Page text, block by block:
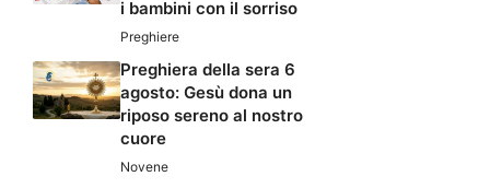
i bambini con il sorriso
Preghiere
Preghiera della sera 6
agosto: Gesù dona un
riposo sereno al nostro
cuore
Novene